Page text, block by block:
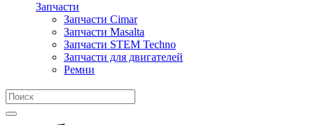
Запчасти
Запчасти Cimar
Запчасти Masalta
Запчасти STEM Techno
Запчасти для двигателей
Ремни